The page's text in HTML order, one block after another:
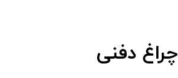
چراغ دفنی